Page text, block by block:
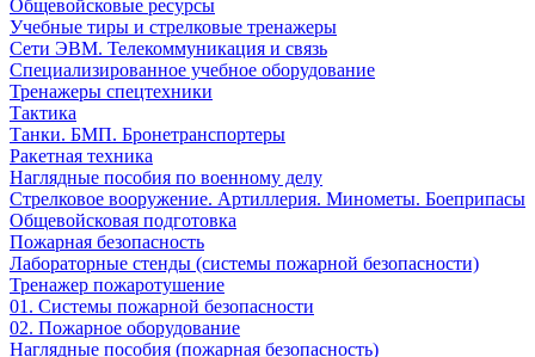
Общевойсковые ресурсы
Учебные тиры и стрелковые тренажеры
Сети ЭВМ. Телекоммуникация и связь
Специализированное учебное оборудование
Тренажеры спецтехники
Тактика
Танки. БМП. Бронетранспортеры
Ракетная техника
Наглядные пособия по военному делу
Стрелковое вооружение. Артиллерия. Минометы. Боеприпасы
Общевойсковая подготовка
Пожарная безопасность
Лабораторные стенды (системы пожарной безопасности)
Тренажер пожаротушение
01. Системы пожарной безопасности
02. Пожарное оборудование
Наглядные пособия (пожарная безопасность)